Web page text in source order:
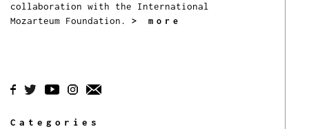
collaboration with the International
Mozarteum Foundation. > more
Categories